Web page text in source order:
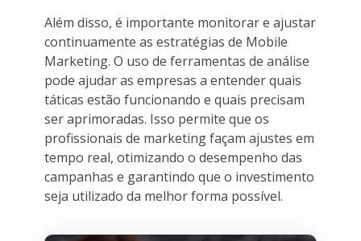
Além disso, é importante monitorar e ajustar
continuamente as estratégias de Mobile
Marketing. O uso de ferramentas de análise
pode ajudar as empresas a entender quais
táticas estão funcionando e quais precisam
ser aprimoradas. Isso permite que os
profissionais de marketing façam ajustes em
tempo real, otimizando o desempenho das
campanhas e garantindo que o investimento
seja utilizado da melhor forma possível.